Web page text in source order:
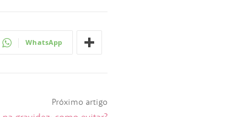
WhatsApp
Próximo artigo